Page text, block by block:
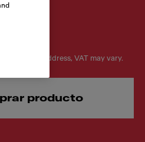
delivery address, VAT may vary.
producto